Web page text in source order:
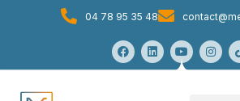
04 78 95 35 48